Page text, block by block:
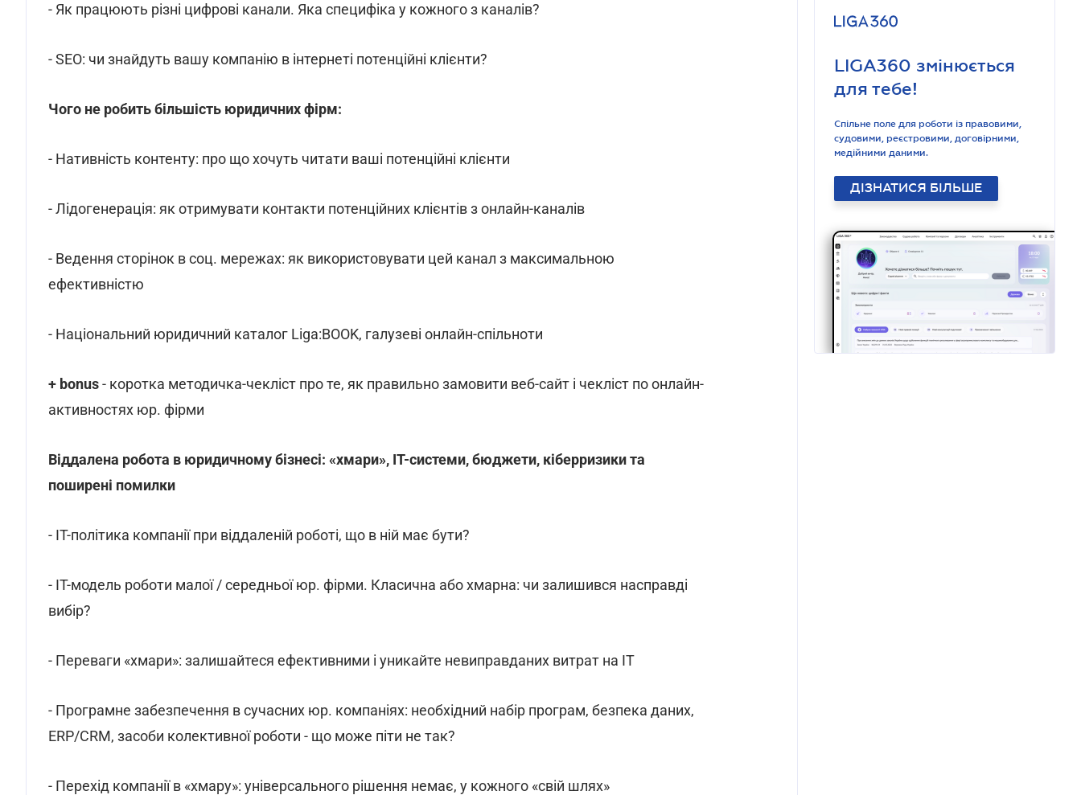
- Як працюють різні цифрові канали. Яка специфіка у кожного з каналів?
- SEO: чи знайдуть вашу компанію в інтернеті потенційні клієнти?
Чого не робить більшість юридичних фірм:
- Нативність контенту: про що хочуть читати ваші потенційні клієнти
- Лідогенерація: як отримувати контакти потенційних клієнтів з онлайн-каналів
- Ведення сторінок в соц. мережах: як використовувати цей канал з максимальною
ефективністю
- Національний юридичний каталог Liga:BOOK, галузеві онлайн-спільноти
+ bonus- коротка методичка-чекліст про те, як правильно замовити веб-сайт і чекліст по онлайн-
активностях юр. фірми
Віддалена робота в юридичному бізнесі: «хмари», IT-системи, бюджети, кіберризики та
поширені помилки
- IT-політика компанії при віддаленій роботі, що в ній має бути?
- IT-модель роботи малої / середньої юр. фірми. Класична або хмарна: чи залишився насправді
вибір?
- Переваги «хмари»: залишайтеся ефективними і уникайте невиправданих витрат на IT
- Програмне забезпечення в сучасних юр. компаніях: необхідний набір програм, безпека даних,
ERP/CRM, засоби колективної роботи - що може піти не так?
- Перехід компанії в «хмару»: універсального рішення немає, у кожного «свій шлях»
LIGA360 змінюється
для тебе!
Спільне поле для роботи із правовими,
судовими, реєстровими, договірними,
медійними даними.
ДІЗНАТИСЯ БІЛЬШЕ